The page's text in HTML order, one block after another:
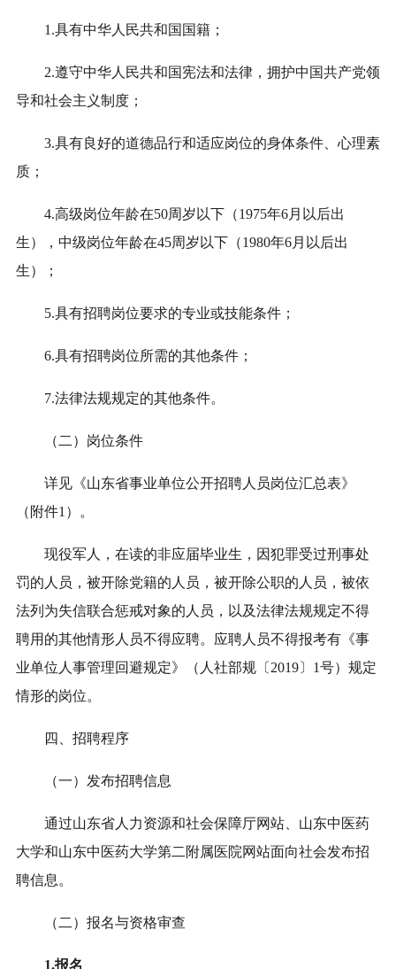
1.具有中华人民共和国国籍；
2.遵守中华人民共和国宪法和法律 ，拥护中国共产党领
导和社会主义制度 ；
3.具有良好的道德品行和适应岗位的身体条件、心理素
质；
4.高级岗位年龄在50周岁以下（1975年6月以后出
生）， 中级岗位年龄在45周岁以下（1980年6月以后出
生）；
5.具有招聘岗位要求的专业或技能条件；
6.具有招聘岗位所需的其他条件 ；
7.法律法规规定的其他条件。
（二）岗位条件
详见《山东省事业单位公开招聘人员岗位汇总表》
（附件1 ）。
现役军人，在读的非应届毕业生，因犯罪受过刑事处
罚的人员，被开除党籍的人员，被开除公职的人员，被依
法列为失信联合惩戒对象的人员，以及法律法规规定不得
聘用的其他情形人员不得应聘。应聘人员不得报考有《事
业单位人事管理回避规定》（人社部规〔2019〕1号）规定
情形的岗位。
四、招聘程序
（一）发布招聘信息
通过山东省人力资源和社会保障厅网站、山东中医药
大学和山东中医药大学第二附属医院网站面向社会发布招
聘信息。
（二）报名与资格审查
1.报名